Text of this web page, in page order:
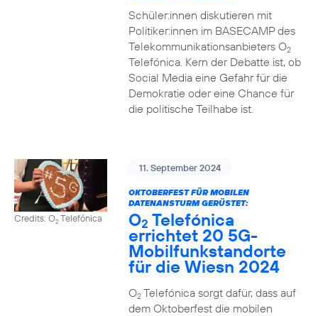
Schüler:innen diskutieren mit
Politiker:innen im BASECAMP des
Telekommunikationsanbieters O2
Telefónica. Kern der Debatte ist, ob
Social Media eine Gefahr für die
Demokratie oder eine Chance für
die politische Teilhabe ist.
Credits: O2Telefónica
11. September 2024
OKTOBERFEST FÜR MOBILEN
DATENANSTURM GERÜSTET:
O2 Telefónica
errichtet 20 5G-
Mobilfunkstandorte
für die Wiesn 2024
O2Telefónica sorgt dafür, dass auf
dem Oktoberfest die mobilen